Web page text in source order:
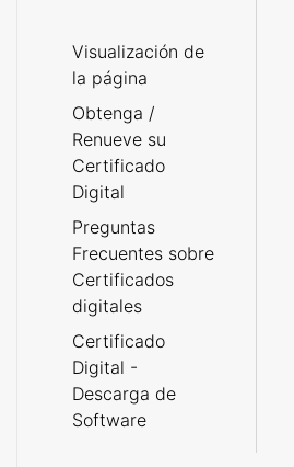
Visualización de
la página
Obtenga /
Renueve su
Certificado
Digital
Preguntas
Frecuentes sobre
Certificados
digitales
Certificado
Digital -
Descarga de
Software